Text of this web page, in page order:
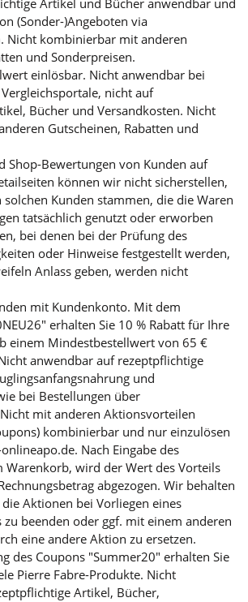
Artikel und Bücher anwendbar und
(Sonder-)Angeboten via
Nicht kombinierbar mit anderen
und Sonderpreisen.
einlösbar. Nicht anwendbar bei
nicht auf
Bücher und Versandkosten. Nicht
Gutscheinen, Rabatten und
Shop-Bewertungen von Kunden auf
können wir nicht sicherstellen,
solchen Kunden stammen, die die Waren
tatsächlich genutzt oder erworben
bei denen bei der Prüfung des
oder Hinweise festgestellt werden,
Anlass geben, werden nicht
mit Kundenkonto. Mit dem
erhalten Sie 10 % Rabatt für Ihre
einem Mindestbestellwert von 65 €
anwendbar auf rezeptpflichtige
und
bei Bestellungen über
mit anderen Aktionsvorteilen
kombinierbar und nur einzulösen
Nach Eingabe des
Warenkorb, wird der Wert des Vorteils
abgezogen. Wir behalten
Aktionen bei Vorliegen eines
beenden oder ggf. mit einem anderen
eine andere Aktion zu ersetzen.
des Coupons "Summer20" erhalten Sie
Pierre Fabre-Produkte. Nicht
Artikel, Bücher,